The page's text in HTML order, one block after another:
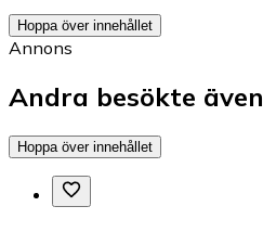
Hoppa över innehållet
Annons
Andra besökte även
Hoppa över innehållet